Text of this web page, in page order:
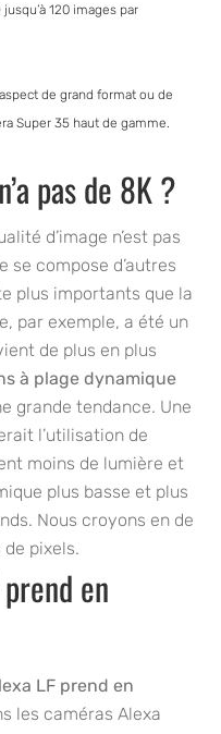
120 images par
de grand format ou de
Super 35 haut de gamme.
pas de 8K ?
d’image n’est pas
se compose d’autres
plus importants que la
par exemple, a été un
de plus en plus
à plage dynamique
grande tendance. Une
l’utilisation de
moins de lumière et
plus basse et plus
Nous croyons en de
pixels.
en
LF prend en
les caméras Alexa